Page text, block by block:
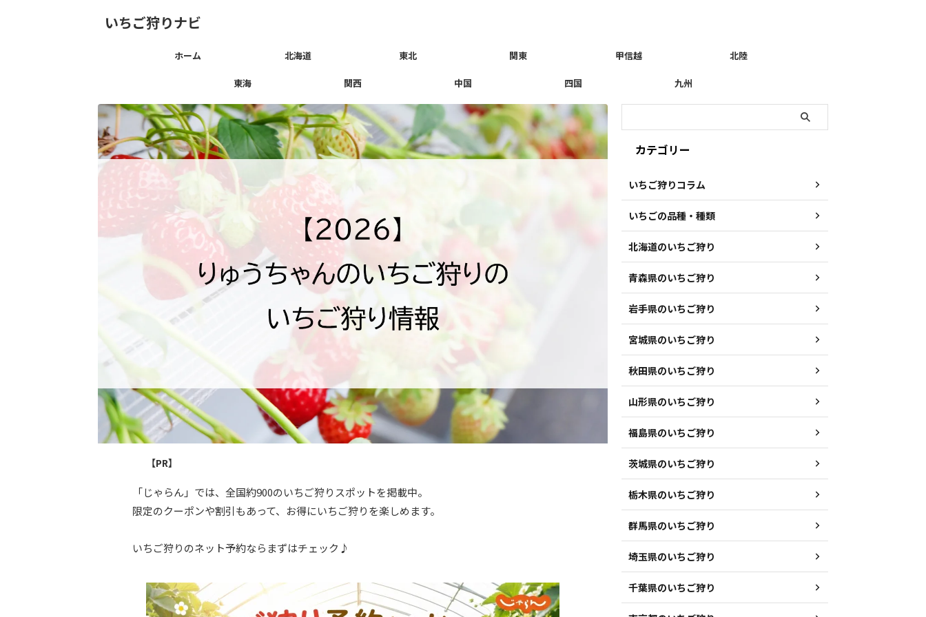
いちご狩りナビ
ホーム 北海道 東北 関東 甲信越 北陸
東海 関西 中国 四国 九州
【PR】
「じゃらん」では、全国約900のいちご狩りスポットを掲載中。
限定のクーポンや割引もあって、お得にいちご狩りを楽しめます。
いちご狩りのネット予約ならまずはチェック♪
カテゴリー
いちご狩りコラム
いちごの品種・種類
北海道のいちご狩り
青森県のいちご狩り
岩手県のいちご狩り
宮城県のいちご狩り
秋田県のいちご狩り
山形県のいちご狩り
福島県のいちご狩り
茨城県のいちご狩り
栃木県のいちご狩り
群馬県のいちご狩り
埼玉県のいちご狩り
千葉県のいちご狩り